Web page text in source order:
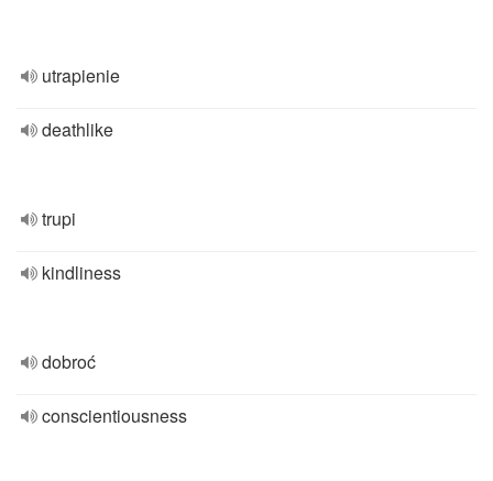
utrapienie
deathlike
trupi
kindliness
dobroć
conscientiousness